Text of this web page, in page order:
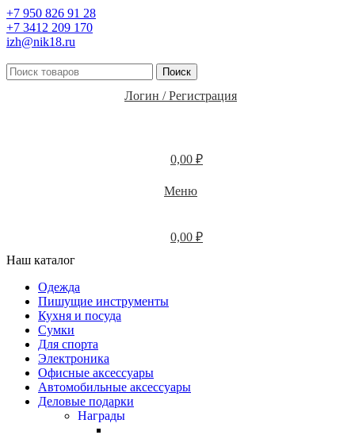
+7 950 826 91 28
+7 3412 209 170
izh@nik18.ru
Поиск
Логин / Регистрация
0,00 ₽
Меню
0,00 ₽
Наш каталог
Одежда
Пишущие инструменты
Кухня и посуда
Сумки
Для спорта
Электроника
Офисные аксессуары
Автомобильные аксессуары
Деловые подарки
Награды